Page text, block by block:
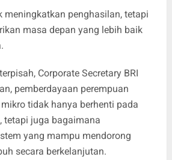
meningkatkan penghasilan, tetapi
masa depan yang lebih baik
Corporate Secretary BRI
pemberdayaan perempuan
tidak hanya berhenti pada
tetapi juga bagaimana
yang mampu mendorong
secara berkelanjutan.